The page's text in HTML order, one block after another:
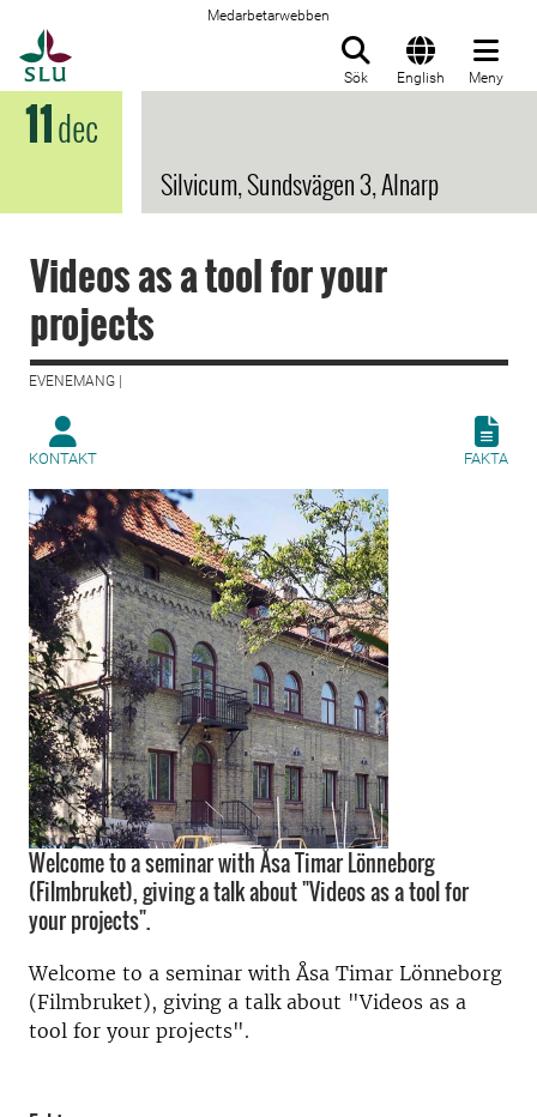
Medarbetarwebben
Sök English Meny
11dec
Silvicum, Sundsvägen 3, Alnarp
Videos as a tool for your
projects
EVENEMANG |
KONTAKT FAKTA
Welcome to a seminar with Åsa Timar Lönneborg
(Filmbruket), giving a talk about "Videos as a tool for
your projects".
Welcome to a seminar with Åsa Timar Lönneborg
(Filmbruket), giving a talk about "Videos as a
tool for your projects".